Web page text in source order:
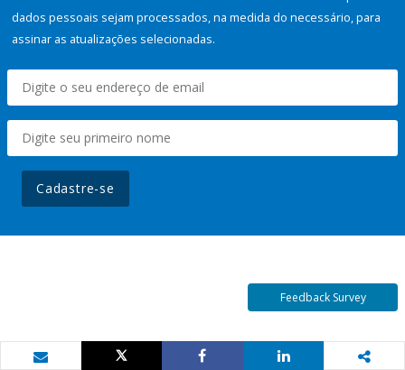
dados pessoais sejam processados, na medida do necessário, para
assinar as atualizações selecionadas.
Cadastre-se
Feedback Survey